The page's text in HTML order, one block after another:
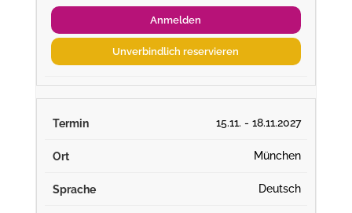
Anmelden
Unverbindlich reservieren
15.11. - 18.11.2027
München
Deutsch